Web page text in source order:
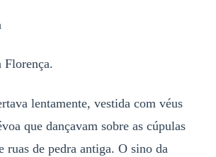
Florença.
lentamente, vestida com véus
que dançavam sobre as cúpulas
ruas de pedra antiga. O sino da